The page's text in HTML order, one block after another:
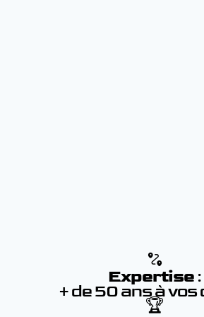
Expertise :
+ de 50 ans à vos
🏆